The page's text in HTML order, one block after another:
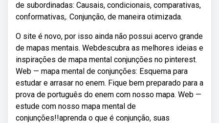
de subordinadas: Causais, condicionais, comparativas,
conformativas,. Conjunção, de maneira otimizada.
O site é novo, por isso ainda não possui acervo grande
de mapas mentais. Webdescubra as melhores ideias e
inspirações de mapa mental conjunções no pinterest.
Web — mapa mental de conjunções: Esquema para
estudar e arrasar no enem. Fique bem preparado para a
prova de português do enem com nosso mapa. Web —
estude com nosso mapa mental de
conjunções!!aprenda o que é conjunção, suas